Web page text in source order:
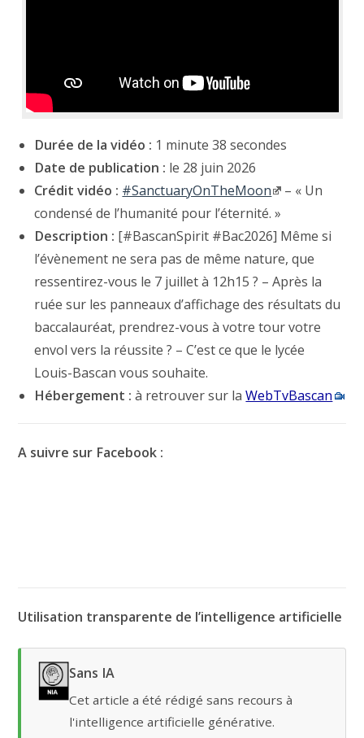
Durée de la vidéo : 1 minute 38 secondes
Date de publication : le 28 juin 2026
Crédit vidéo : #SanctuaryOnTheMoon
– « Un
condensé de l’humanité pour l’éternité. »
Description : [#BascanSpirit #Bac2026] Même si
l’évènement ne sera pas de même nature, que
ressentirez-vous le 7 juillet à 12h15 ? – Après la
ruée sur les panneaux d’affichage des résultats du
baccalauréat, prendrez-vous à votre tour votre
envol vers la réussite ? – C’est ce que le lycée
Louis-Bascan vous souhaite.
Hébergement : à retrouver sur laWebTvBascan
A suivre sur Facebook :
Utilisation transparente de l’intelligence artificielle
Sans IA
Cet article a été rédigé sans recours à
l'intelligence artificielle générative.